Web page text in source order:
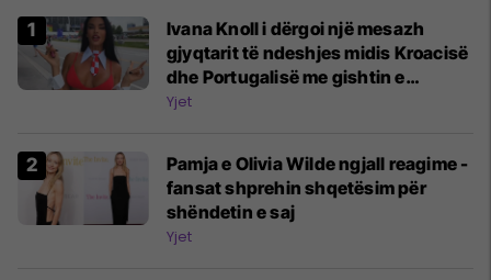
Ivana Knoll i dërgoi një mesazh
gjyqtarit të ndeshjes midis Kroacisë
dhe Portugalisë me gishtin e
mesëm: E prishe punën
Yjet
Pamja e Olivia Wilde ngjall reagime -
fansat shprehin shqetësim për
shëndetin e saj
Yjet